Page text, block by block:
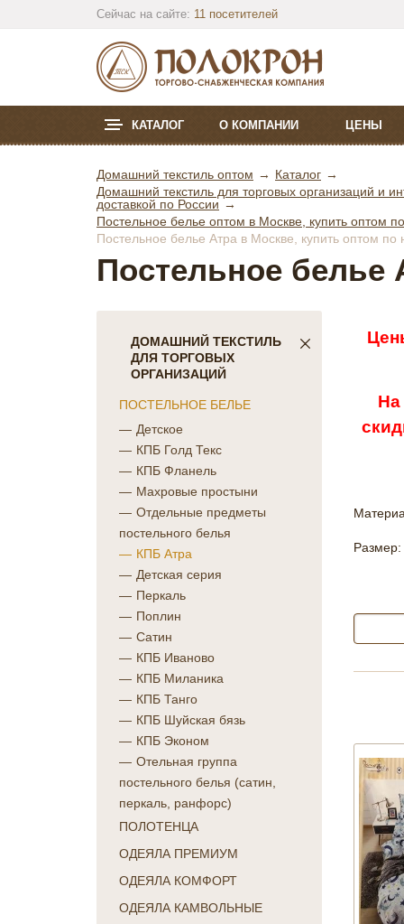
Сейчас на сайте: 11 посетителей
КАТАЛОГ О КОМПАНИИ ЦЕНЫ
Домашний текстиль оптом
Каталог
Домашний текстиль для торговых организаций и
доставкой по России
Постельное белье оптом в Москве, купить оптом
Постельное белье Атра в Москве, купить оптом по
Постельное белье
ДОМАШНИЙ ТЕКСТИЛЬ
ДЛЯ ТОРГОВЫХ
ОРГАНИЗАЦИЙ
ПОСТЕЛЬНОЕ БЕЛЬЕ
Детское
КПБ Голд Текс
КПБ Фланель
Махровые простыни
Отдельные предметы
постельного белья
КПБ Атра
Детская серия
Перкаль
Поплин
Сатин
КПБ Иваново
КПБ Миланика
КПБ Танго
КПБ Шуйская бязь
КПБ Эконом
Отельная группа
постельного белья (сатин,
перкаль, ранфорс)
ПОЛОТЕНЦА
ОДЕЯЛА ПРЕМИУМ
ОДЕЯЛА КОМФОРТ
ОДЕЯЛА КАМВОЛЬНЫЕ
На
Размер: